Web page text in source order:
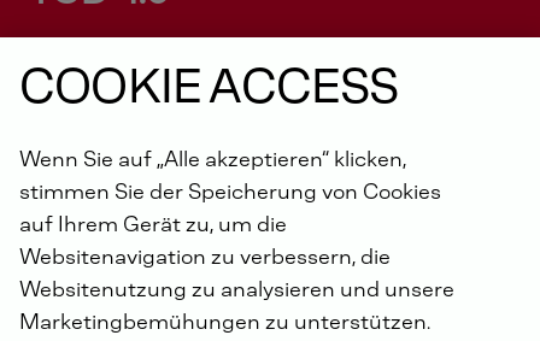
HAUPTMERKMALE
WASSERGEKÜHLTER 4-ZYLINDER
COOKIE ACCESS
Wenn Sie auf „Alle akzeptieren“ klicken,
stimmen Sie der Speicherung von Cookies
auf Ihrem Gerät zu, um die
Websitenavigation zu verbessern, die
Websitenutzung zu analysieren und unsere
Marketingbemühungen zu unterstützen.